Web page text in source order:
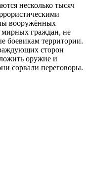
несколько тысяч
вооружённых
граждан, не
боевикам территории.
сторон
оружие и
сорвали переговоры.